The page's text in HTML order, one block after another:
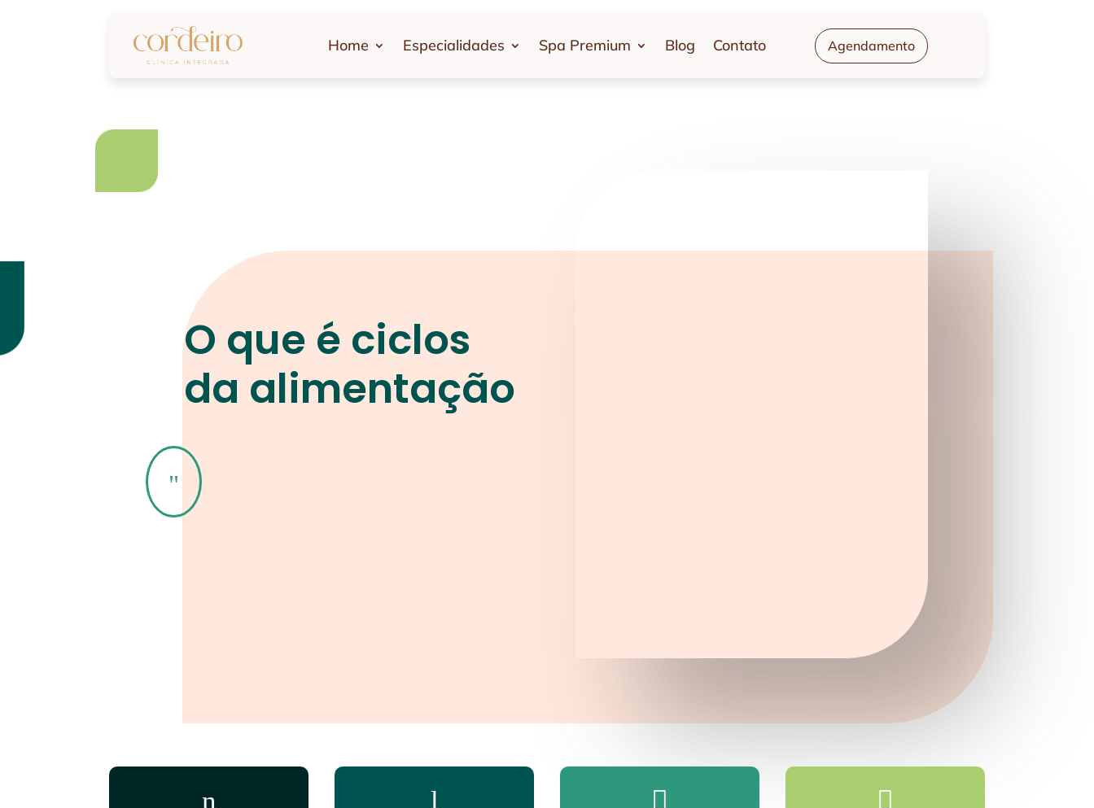
Home Especialidades Spa Premium Blog Contato Agendamento
O que é ciclos
da alimentação
"
n l  